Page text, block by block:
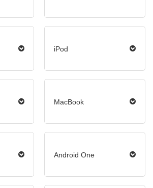
iPod
MacBook
Android One